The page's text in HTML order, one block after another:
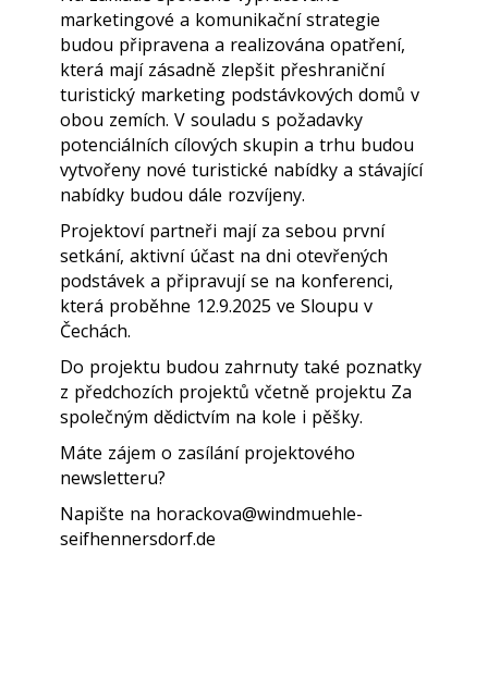
marketingové a komunikační strategie
budou připravena a realizována opatření,
která mají zásadně zlepšit přeshraniční
turistický marketing podstávkových domů v
obou zemích. V souladu s požadavky
potenciálních cílových skupin a trhu budou
vytvořeny nové turistické nabídky a stávající
nabídky budou dále rozvíjeny.
Projektoví partneři mají za sebou první
setkání, aktivní účast na dni otevřených
podstávek a připravují se na konferenci,
která proběhne 12.9.2025 ve Sloupu v
Čechách.
Do projektu budou zahrnuty také poznatky
z předchozích projektů včetně projektu Za
společným dědictvím na kole i pěšky.
Máte zájem o zasílání projektového
newsletteru?
Napište na horackova@windmuehle-
seifhennersdorf.de